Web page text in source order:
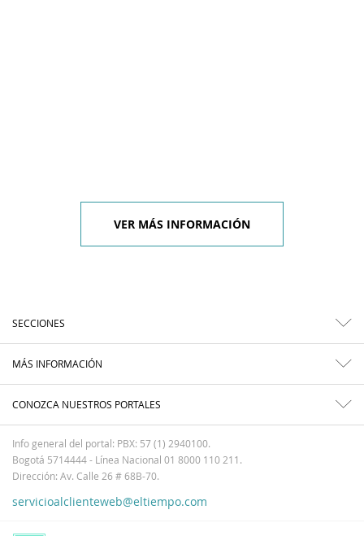
VER MÁS INFORMACIÓN
SECCIONES
MÁS INFORMACIÓN
CONOZCA NUESTROS PORTALES
Info general del portal: PBX: 57 (1) 2940100.
Bogotá 5714444 - Línea Nacional 01 8000 110 211.
Dirección: Av. Calle 26 # 68B-70.
servicioalclienteweb@eltiempo.com